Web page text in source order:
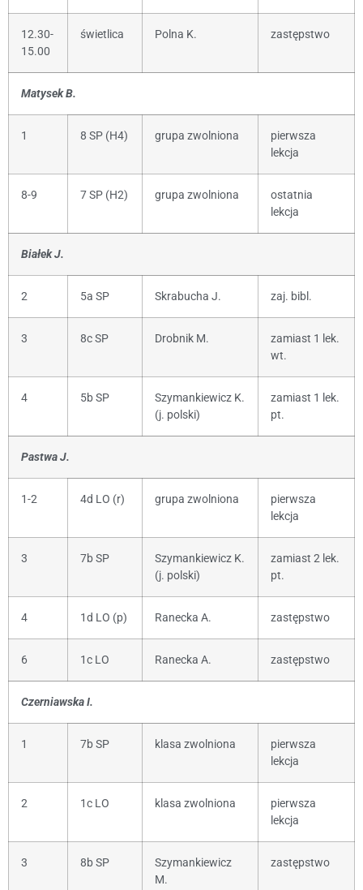
12.30-
15.00
świetlica Polna K. zastępstwo
Matysek B.
1 8 SP (H4) grupa zwolniona
pierwsza
lekcja
8-9 7 SP (H2) grupa zwolniona
ostatnia
lekcja
Białek J.
2 5a SP Skrabucha J. zaj. bibl.
3 8c SP Drobnik M.
zamiast 1 lek.
wt.
4 5b SP
Szymankiewicz K.
(j. polski)
zamiast 1 lek.
pt.
Pastwa J.
1-2 4d LO (r) grupa zwolniona
pierwsza
lekcja
3 7b SP
Szymankiewicz K.
(j. polski)
zamiast 2 lek.
pt.
4 1d LO (p) Ranecka A. zastępstwo
6 1c LO Ranecka A. zastępstwo
Czerniawska I.
1 7b SP klasa zwolniona
pierwsza
lekcja
2 1c LO klasa zwolniona
pierwsza
lekcja
3 8b SP
Szymankiewicz
M.
zastępstwo